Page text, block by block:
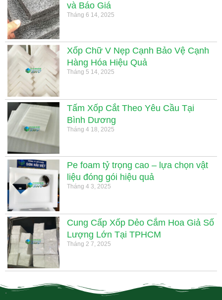
và Báo Giá
Tháng 6 14, 2025
Xốp Chữ V Nẹp Cạnh Bảo Vệ Cạnh
Hàng Hóa Hiệu Quả
Tháng 5 14, 2025
Tấm Xốp Cắt Theo Yêu Cầu Tại
Bình Dương
Tháng 4 18, 2025
Pe foam tỷ trọng cao – lựa chọn vật
liệu đóng gói hiệu quả
Tháng 4 3, 2025
Cung Cấp Xốp Dẻo Cắm Hoa Giả Số
Lượng Lớn Tại TPHCM
Tháng 2 7, 2025
.